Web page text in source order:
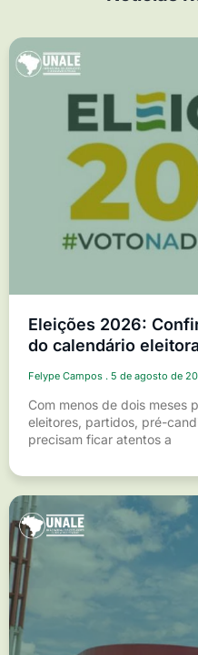
Eleições 2026:
do calendário
Felype Campos 5 de agosto de
Com menos de dois meses
eleitores, partidos, pré-
precisam ficar atentos a